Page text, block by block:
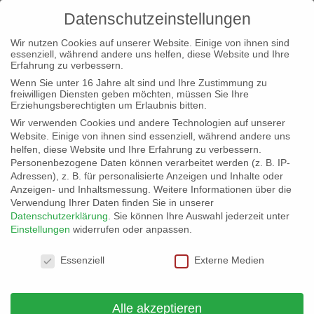
« Alle Veranstaltungen
Diese Veranstaltung hat bereits stattgefunden.
Sitzung der
Gemeindevertretung
Petersberg
Datenschutzeinstellungen
Wir nutzen Cookies auf unserer Website. Einige von ihnen sind
essenziell, während andere uns helfen, diese Website und Ihre
Erfahrung zu verbessern.
Wenn Sie unter 16 Jahre alt sind und Ihre Zustimmung zu
freiwilligen Diensten geben möchten, müssen Sie Ihre
Erziehungsberechtigten um Erlaubnis bitten.
Wir verwenden Cookies und andere Technologien auf unserer
Website. Einige von ihnen sind essenziell, während andere uns
helfen, diese Website und Ihre Erfahrung zu verbessern.
Personenbezogene Daten können verarbeitet werden (z. B. IP-
Adressen), z. B. für personalisierte Anzeigen und Inhalte oder
Anzeigen- und Inhaltsmessung. Weitere Informationen über die
Verwendung Ihrer Daten finden Sie in unserer
Datenschutzerklärung
Sie können Ihre Auswahl jederzeit unter
Einstellungen widerrufen oder anpassen.
Essenziell
Externe Medien
Alle akzeptieren